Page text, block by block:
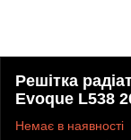
Решітка
Evoque L538
Немає в наявності